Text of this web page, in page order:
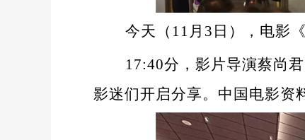
今天（11月3日），电影
17:40分，影片导演蔡尚
影迷们开启分享。中国电影资